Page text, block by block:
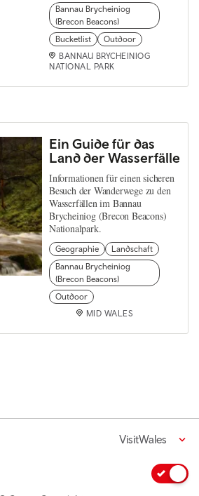
Bannau Brycheiniog
(Brecon Beacons)
Bucketlist
Outdoor
BANNAU BRYCHEINIOG
NATIONAL PARK
Ein Guide für das
Land der Wasserfälle
Informationen für einen sicheren
Besuch der Wanderwege zu den
Wasserfällen im Bannau
Brycheiniog (Brecon Beacons)
Nationalpark.
Geographie
Landschaft
Bannau Brycheiniog
(Brecon Beacons)
Outdoor
MID WALES
VisitWales